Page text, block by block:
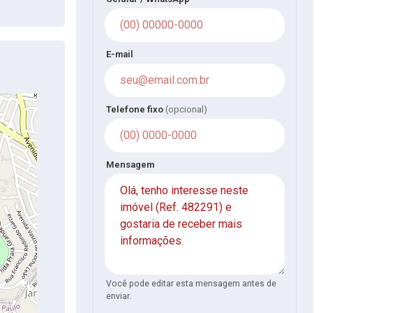
E-mail
Telefone fixo (opcional)
Mensagem
Você pode editar esta mensagem antes de
enviar.